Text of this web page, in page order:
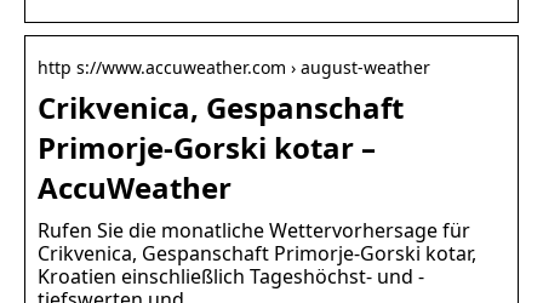
http s://www.accuweather.com › august-weather
Crikvenica, Gespanschaft
Primorje-Gorski kotar –
AccuWeather
Rufen Sie die monatliche Wettervorhersage für
Crikvenica, Gespanschaft Primorje-Gorski kotar,
Kroatien einschließlich Tageshöchst- und -